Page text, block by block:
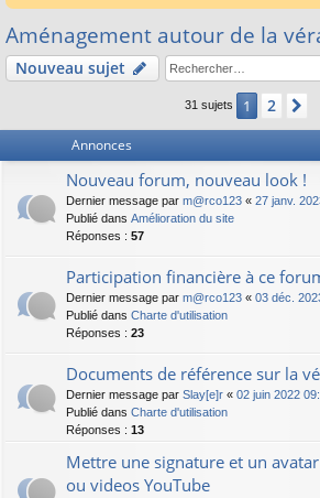
Aménagement autour de la
Nouveau sujet
31 sujets 1 2
Annonces
Nouveau forum, nouveau look !
Dernier message par m@rco123 « 27 janv.
Publié dans Amélioration du site
Réponses : 57
Participation financière à ce
Dernier message par m@rco123 « 03 déc.
Publié dans Charte d'utilisation
Réponses : 23
Documents de référence sur la
Dernier message par Slay[e]r « 02 juin 2022
Publié dans Charte d'utilisation
Réponses : 13
Mettre une signature et un
ou videos YouTube